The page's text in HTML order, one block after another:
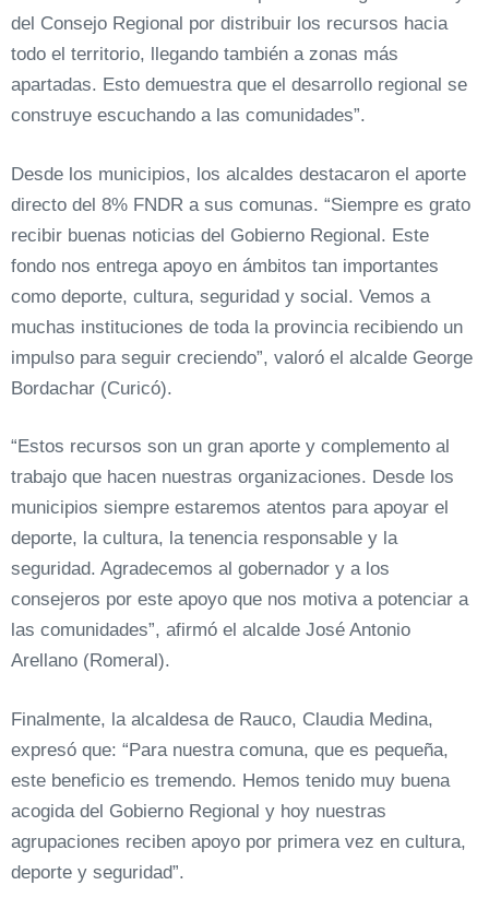
del Consejo Regional por distribuir los recursos hacia
todo el territorio, llegando también a zonas más
apartadas. Esto demuestra que el desarrollo regional se
construye escuchando a las comunidades”.
Desde los municipios, los alcaldes destacaron el aporte
directo del 8% FNDR a sus comunas. “Siempre es grato
recibir buenas noticias del Gobierno Regional. Este
fondo nos entrega apoyo en ámbitos tan importantes
como deporte, cultura, seguridad y social. Vemos a
muchas instituciones de toda la provincia recibiendo un
impulso para seguir creciendo”, valoró el alcalde George
Bordachar (Curicó).
“Estos recursos son un gran aporte y complemento al
trabajo que hacen nuestras organizaciones. Desde los
municipios siempre estaremos atentos para apoyar el
deporte, la cultura, la tenencia responsable y la
seguridad. Agradecemos al gobernador y a los
consejeros por este apoyo que nos motiva a potenciar a
las comunidades”, afirmó el alcalde José Antonio
Arellano (Romeral).
Finalmente, la alcaldesa de Rauco, Claudia Medina,
expresó que: “Para nuestra comuna, que es pequeña,
este beneficio es tremendo. Hemos tenido muy buena
acogida del Gobierno Regional y hoy nuestras
agrupaciones reciben apoyo por primera vez en cultura,
deporte y seguridad”.